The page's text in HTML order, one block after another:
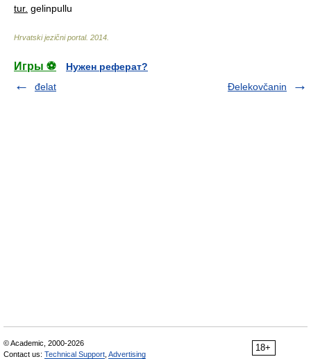
tur. gelinpullu
Hrvatski jezični portal. 2014
Игры ⚽
Нужен реферат?
đelat
Đelekovčanin
18+
© Academic, 2000-2026
Contact us: Technical Support Advertising